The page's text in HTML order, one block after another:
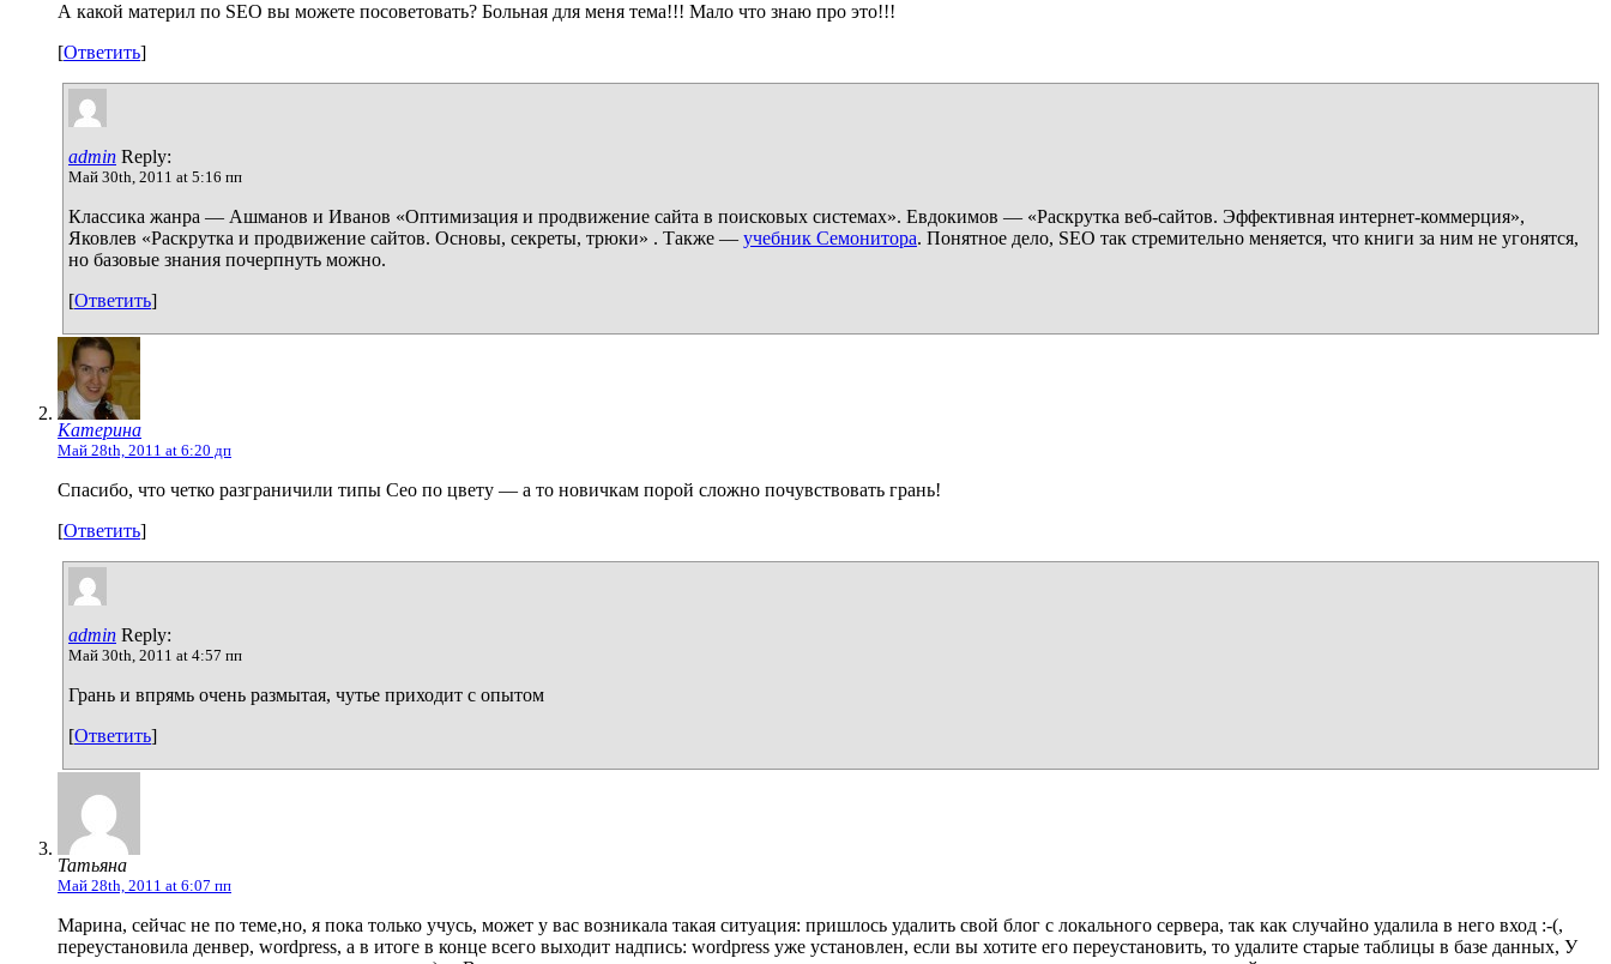
А какой материл по SEO вы можете посоветовать? Больная для меня тема!!! Мало что знаю про это!!!
[Ответить]
admin Reply:
Май 30th, 2011 at 5:16 пп
Классика жанра — Ашманов и Иванов «Оптимизация и продвижение сайта в поисковых системах». Евдокимов — «Раскрутка веб-сайтов. Эффективная интернет-коммерция»,
Яковлев «Раскрутка и продвижение сайтов. Основы, секреты, трюки» . Также — учебник Семонитора. Понятное дело, SEO так стремительно меняется, что книги за ним не угонятся,
но базовые знания почерпнуть можно.
[Ответить]
Катерина
Май 28th, 2011 at 6:20 дп
Спасибо, что четко разграничили типы Сео по цвету — а то новичкам порой сложно почувствовать грань!
[Ответить]
admin Reply:
Май 30th, 2011 at 4:57 пп
Грань и впрямь очень размытая, чутье приходит с опытом
[Ответить]
Татьяна
Май 28th, 2011 at 6:07 пп
Марина, сейчас не по теме,но, я пока только учусь, может у вас возникала такая ситуация: пришлось удалить свой блог с локального сервера, так как случайно удалила в него вход :-(,
переустановила денвер, wordpress, а в итоге в конце всего выходит надпись: wordpress уже установлен, если вы хотите его переустановить, то удалите старые таблицы в базе данных, У